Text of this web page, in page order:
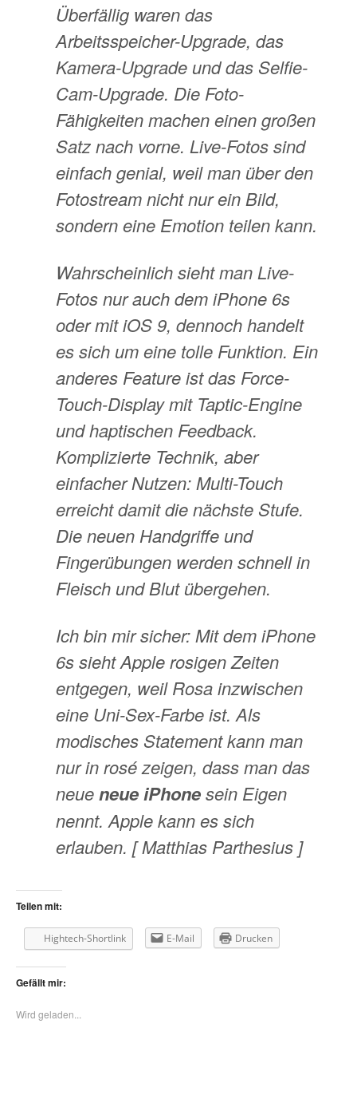
Überfällig waren das
Arbeitsspeicher-Upgrade, das
Kamera-Upgrade und das Selfie-
Cam-Upgrade. Die Foto-
Fähigkeiten machen einen großen
Satz nach vorne. Live-Fotos sind
einfach genial, weil man über den
Fotostream nicht nur ein Bild,
sondern eine Emotion teilen kann.
Wahrscheinlich sieht man Live-
Fotos nur auch dem iPhone 6s
oder mit iOS 9, dennoch handelt
es sich um eine tolle Funktion. Ein
anderes Feature ist das Force-
Touch-Display mit Taptic-Engine
und haptischen Feedback.
Komplizierte Technik, aber
einfacher Nutzen: Multi-Touch
erreicht damit die nächste Stufe.
Die neuen Handgriffe und
Fingerübungen werden schnell in
Fleisch und Blut übergehen.
Ich bin mir sicher: Mit dem iPhone
6s sieht Apple rosigen Zeiten
entgegen, weil Rosa inzwischen
eine Uni-Sex-Farbe ist. Als
modisches Statement kann man
nur in rosé zeigen, dass man das
neueneue iPhonesein Eigen
nennt. Apple kann es sich
erlauben. [ Matthias Parthesius ]
Teilen mit:
Hightech-Shortlink E-Mail Drucken
Gefällt mir:
Wird geladen...